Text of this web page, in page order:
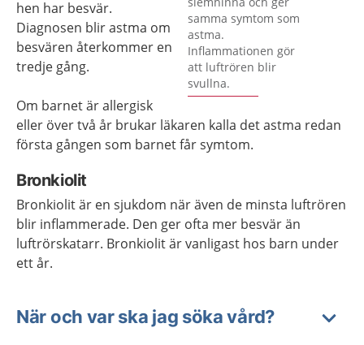
samma symtom som
astma.
Inflammationen gör
att luftrören blir
svullna.
hen har besvär.
Diagnosen blir astma om
besvären återkommer en
tredje gång.
Om barnet är allergisk
eller över två år brukar läkaren kalla det astma redan
första gången som barnet får symtom.
Bronkiolit
Bronkiolit är en sjukdom när även de minsta luftrören
blir inflammerade. Den ger ofta mer besvär än
luftrörskatarr. Bronkiolit är vanligast hos barn under
ett år.
När och var ska jag söka vård?